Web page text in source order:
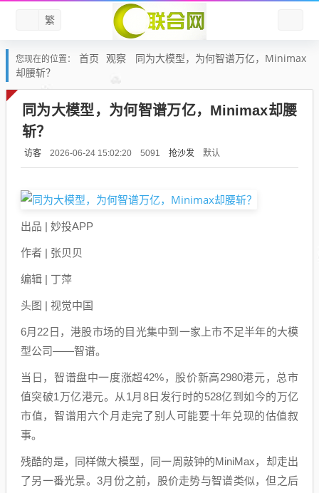
繁
您现在的位置： 首页 观察
同为大模型，为何智谱万亿，Minimax
却腰斩？
同为大模型，为何智谱万亿，Minimax却腰
斩？
访客 2026-06-24 15:02:20 5091 抢沙发 默认
出品 | 妙投APP
作者 | 张贝贝
编辑 | 丁萍
头图 | 视觉中国
6月22日，港股市场的目光集中到一家上市不足半年的大模
型公司——智谱。
当日，智谱盘中一度涨超42%，股价新高2980港元，总市
值突破1万亿港元。从1月8日发行时的528亿到如今的万亿
市值，智谱用六个月走完了别人可能要十年兑现的估值叙
事。
残酷的是，同样做大模型，同一周敲钟的MiniMax，却走出
了另一番光景。3月份之前，股价走势与智谱类似，但之后